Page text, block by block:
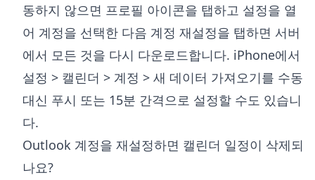
동하지 않으면 프로필 아이콘을 탭하고 설정을 열
어 계정을 선택한 다음 계정 재설정을 탭하면 서버
에서 모든 것을 다시 다운로드합니다. iPhone에서
설정 > 캘린더 > 계정 > 새 데이터 가져오기를 수동
대신 푸시 또는 15분 간격으로 설정할 수도 있습니
다.
Outlook 계정을 재설정하면 캘린더 일정이 삭제되
나요?